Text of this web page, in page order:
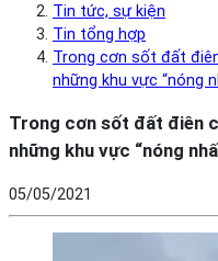
Tin tức, sự kiện
Tin tổng hợp
Trong cơn sốt đất
những khu vực “nóng
Trong cơn sốt đất điên
những khu vực “nóng
05/05/2021